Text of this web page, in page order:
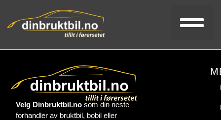
Velg Dinbruktbil.nosom din neste
forhandler av bruktbil, bobil eller